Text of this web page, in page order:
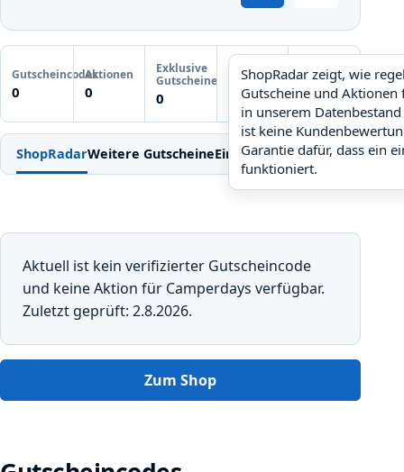
Gutscheincodes
0
Aktionen
0
Exklusive
Gutscheine
0
ShopRadar
noch keine Daten
ShopRadar zeigt, wie
Gutscheine und Aktionen
in unserem
ist keine
Garantie dafür, dass ein
funktioniert.
Letzte
Gutscheinprüfung
Noch keine
Prüfung
ShopRadarWeitere GutscheineEinlösenBedingungenFAQ
Aktuell ist kein verifizierter Gutscheincode
und keine Aktion für Camperdays verfügbar.
Zuletzt geprüft: 2.8.2026.
Zum Shop